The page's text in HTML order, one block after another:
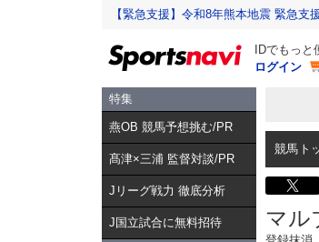
【緊急支援】令和8年熊本地震 緊急支
IDでもっと
ログイン
特集
燕OB 競馬予想挑む/PR
髙津×三浦 監督対談/PR
Jリーグ戦力 徹底分析
J国立試合に無料招待
競馬ト
マル